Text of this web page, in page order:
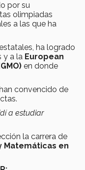
por su
olimpiadas
a las que ha
ha logrado
y a la European
en donde
convencido de
a estudiar
la carrera de
Matemáticas en